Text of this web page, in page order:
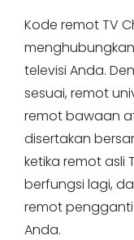
Kode remot TV
televisi Anda.
sesuai, remot
remot bawaan
disertakan
ketika remot asli
berfungsi lagi,
remot
Anda.